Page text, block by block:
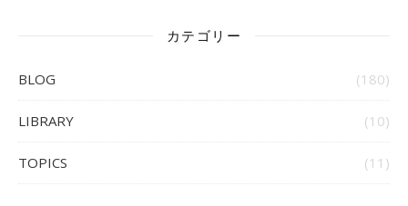
カテゴリー
BLOG (180)
LIBRARY (10)
TOPICS (11)